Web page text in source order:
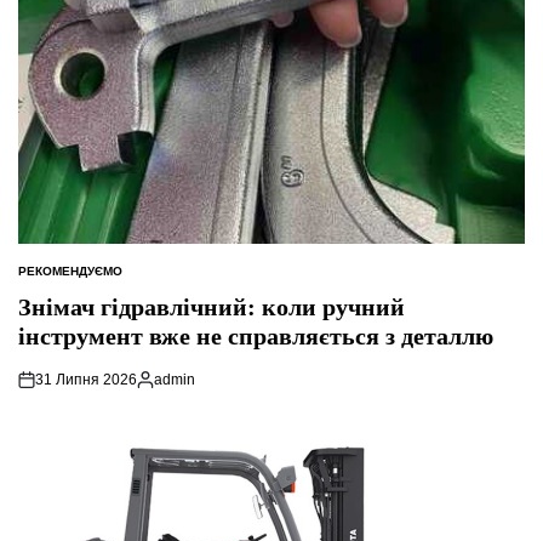
ОПУБЛІКУВАТИ
РЕКОМЕНДУЄМО
Знімач гідравлічний: коли ручний
інструмент вже не справляється з деталлю
31 Липня 2026
Опубліковано
admin